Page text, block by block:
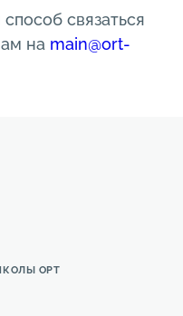
связаться
на main@ort-
ОРТ